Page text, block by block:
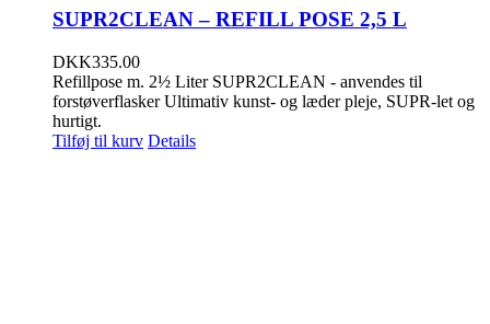
SUPR2CLEAN – REFILL POSE 2,5 L
DKK335.00
Refillpose m. 2½ Liter SUPR2CLEAN - anvendes til
forstøverflasker Ultimativ kunst- og læder pleje, SUPR-let og
hurtigt.
Tilføj til kurv Details